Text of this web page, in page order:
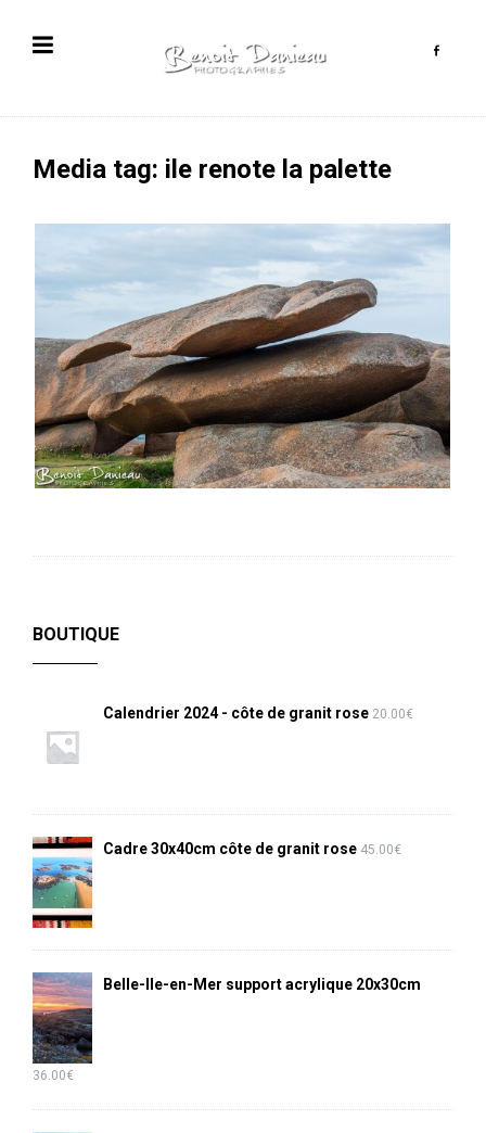
Media tag: ile renote la palette
BOUTIQUE
Calendrier 2024 - côte de granit rose 20.00€
Cadre 30x40cm côte de granit rose 45.00€
Belle-Ile-en-Mer support acrylique 20x30cm
36.00€